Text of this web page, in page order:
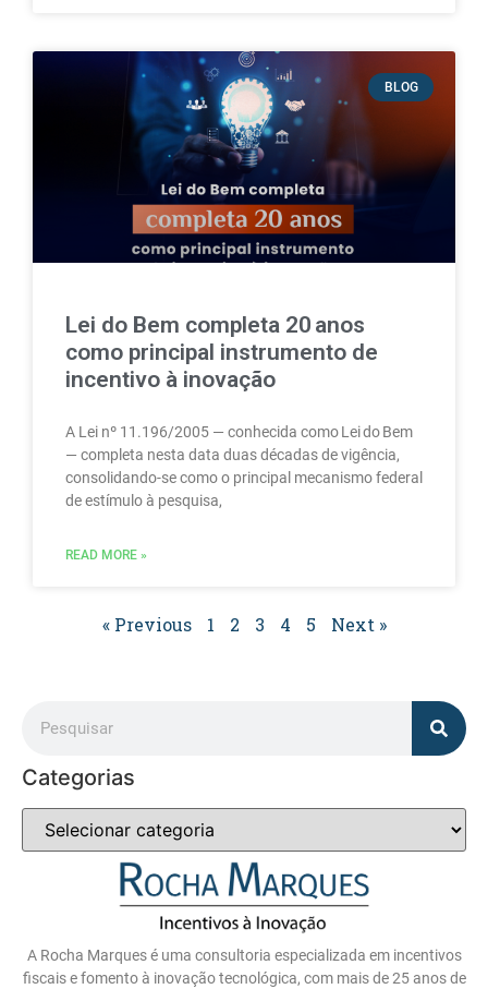
BLOG
Lei do Bem completa 20 anos
como principal instrumento de
incentivo à inovação
A Lei nº 11.196/2005 — conhecida como Lei do Bem
— completa nesta data duas décadas de vigência,
consolidando‑se como o principal mecanismo federal
de estímulo à pesquisa,
READ MORE »
« Previous 1 2 3 4 5 Next »
Categorias
A Rocha Marques é uma consultoria especializada em incentivos
fiscais e fomento à inovação tecnológica, com mais de 25 anos de